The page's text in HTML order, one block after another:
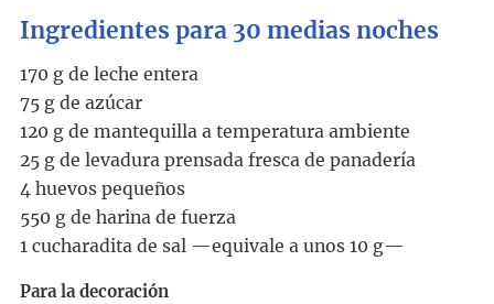
Ingredientes para 30 medias noches
170 g de leche entera
75 g de azúcar
120 g de mantequilla a temperatura ambiente
25 g de levadura prensada fresca de panadería
4 huevos pequeños
550 g de harina de fuerza
1 cucharadita de sal —equivale a unos 10 g—
Para la decoración